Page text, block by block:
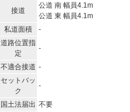
接道
公道 南 幅員4.1m
公道 東 幅員4.1m
私道面積 -
道路位置指
定
-
不適合接道 -
セットバッ
ク
-
国土法届出 不要